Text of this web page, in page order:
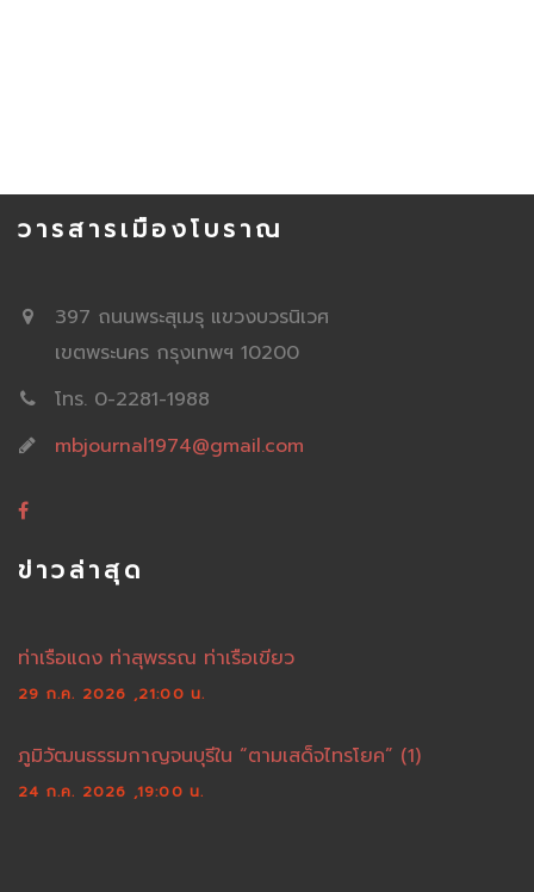
วารสารเมืองโบราณ
397 ถนนพระสุเมรุ แขวงบวรนิเวศ
เขตพระนคร กรุงเทพฯ 10200
โทร. 0-2281-1988
mbjournal1974@gmail.com
ข่าวล่าสุด
ท่าเรือแดง ท่าสุพรรณ ท่าเรือเขียว
29 ก.ค. 2026 ,21:00 น.
ภูมิวัฒนธรรมกาญจนบุรีใน “ตามเสด็จไทรโยค” (1)
24 ก.ค. 2026 ,19:00 น.